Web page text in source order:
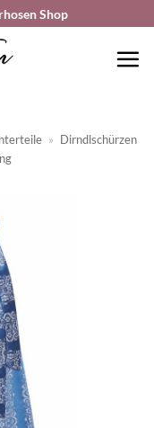
Shop
» Dirndlschürzen